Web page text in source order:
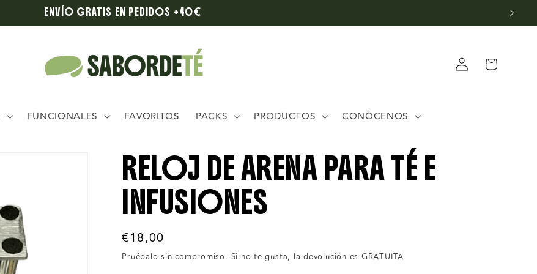
ENVÍO GRATIS EN PEDIDOS +40€
FUNCIONALES FAVORITOS PACKS PRODUCTOS CONÓCENOS
Iniciar
sesión
Carrito
RELOJ DE ARENA PARA TÉ E
INFUSIONES
Precio
habitual
€18,00
Pruébalo sin compromiso. Si no te gusta, la devolución es GRATUITA